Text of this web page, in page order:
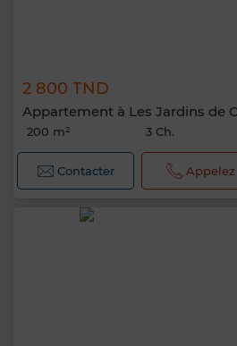
2 800 TND
Appartement à Les Jardins de
200 m² 3 Ch.
Contacter Appelez